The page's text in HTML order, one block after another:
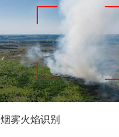
烟雾火焰识别